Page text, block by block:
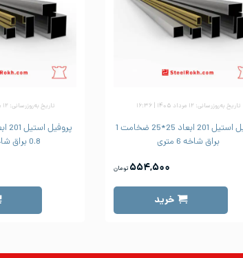
تاریخ به‌روزرسانی: ۱۲ مرداد ۱۴۰۵ | ۱۶:۳۶
پروفیل استیل 201 ابعاد 25*25 ضخامت 1
براق شاخه 6 متری
۵۵۴,۵۰۰ تومان
خرید
تاریخ به‌روزرسانی: ۱۲ مرداد ۱۴۰۵ | ۱۶:۳۶
0.8 براق شاخه 6 متری